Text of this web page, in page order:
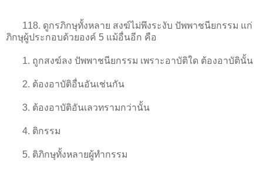
118. ดูกรภิกษุทั้งหลาย สงฆ์ไม่พึงระงับ ปัพพาชนียกรรม แก่
ภิกษุผู้ประกอบด้วยองค์ 5 แม้อื่นอีก คือ
1. ถูกสงฆ์ลง ปัพพาชนียกรรม เพราะอาบัติใด ต้องอาบัตินั้น
2. ต้องอาบัติอื่นอันเช่นกัน
3. ต้องอาบัติอันเลวทรามกว่านั้น
4. ติกรรม
5. ติภิกษุทั้งหลายผู้ทำกรรม